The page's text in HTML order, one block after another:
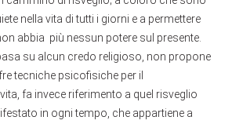
nella vita di tutti i giorni e a permettere
abbia più nessun potere sul presente.
su alcun credo religioso, non propone
tecniche psicofisiche per il
fa invece riferimento a quel risveglio
in ogni tempo, che appartiene a